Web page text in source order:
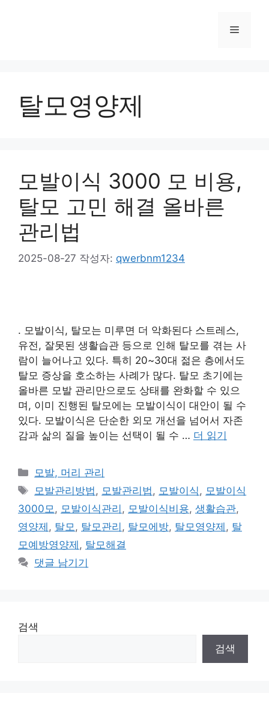
메
탈모영양제
모발이식 3000 모 비용,
탈모 고민 해결 올바른
관리법
2025-08-27 작성자: qwerbnm1234
. 모발이식, 탈모는 미루면 더 악화된다 스트레스,
유전, 잘못된 생활습관 등으로 인해 탈모를 겪는 사
람이 늘어나고 있다. 특히 20~30대 젊은 층에서도
탈모 증상을 호소하는 사례가 많다. 탈모 초기에는
올바른 모발 관리만으로도 상태를 완화할 수 있으
며, 이미 진행된 탈모에는 모발이식이 대안이 될 수
있다. 모발이식은 단순한 외모 개선을 넘어서 자존
감과 삶의 질을 높이는 선택이 될 수 … 더 읽기
카
테
리
모발, 머리 관리
태
그
모발관리방법 , 모발관리법 , 모발이식 , 모발이식
3000모 , 모발이식관리 , 모발이식비용, 생활습관,
영양제 , 탈모 , 탈모관리 , 탈모에방, 탈모영양제 , 탈
모예방영양제 , 탈모해결
댓글 남기기
검색
검색